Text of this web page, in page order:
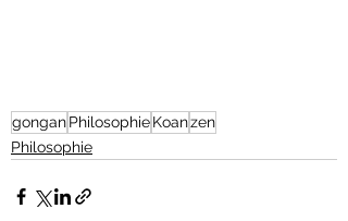
gonganPhilosophieKoanzen
Philosophie